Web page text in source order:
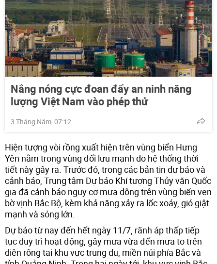
Nắng nóng cực đoan đẩy an ninh năng
lượng Việt Nam vào phép thử
3 Tháng Năm, 07:12
Hiện tượng vòi rồng xuất hiện trên vùng biển Hưng
Yên nằm trong vùng đối lưu mạnh do hệ thống thời
tiết này gây ra. Trước đó, trong các bản tin dự báo và
cảnh báo, Trung tâm Dự báo Khí tượng Thủy văn Quốc
gia đã cảnh báo nguy cơ mưa dông trên vùng biển ven
bờ vịnh Bắc Bộ, kèm khả năng xảy ra lốc xoáy, gió giật
mạnh và sóng lớn.
Dự báo từ nay đến hết ngày 11/7, rãnh áp thấp tiếp
tục duy trì hoạt động, gây mưa vừa đến mưa to trên
diện rộng tại khu vực trung du, miền núi phía Bắc và